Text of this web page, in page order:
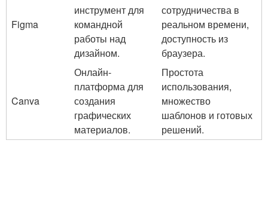
Figma
инструмент для
командной
работы над
дизайном.
сотрудничества в
реальном времени,
доступность из
браузера.
Canva
Онлайн-
платформа для
создания
графических
материалов.
Простота
использования,
множество
шаблонов и готовых
решений.